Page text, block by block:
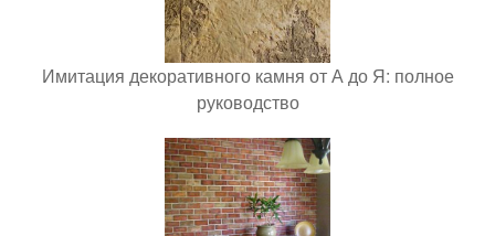
Имитация декоративного камня от А до Я: полное
руководство